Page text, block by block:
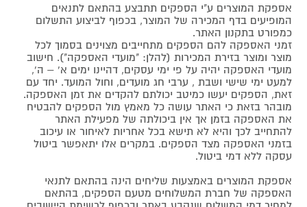
אספקת המוצרים ע"י הספקים תתבצע בהתאם לתנאים
המופיעים בדף המכירה של המוצר, בכפוף לביצוע התשלום
כמפורט בתקנון האתר.
זמני האספקה להם הספקים מתחייבים מצוינים בסמוך לכל
מוצר ומוצר בזירת המכירות (להלן: "מועדי האספקה"). חישוב
מועדי האספקה יהיה על פי ימי עסקים, דהיינו ימים א' – ה',
למעט ימי שישי ושבת , ערבי חג מועדים, וחול המועד. יחד עם
זאת, הספקים יעשו כמיטב יכולתם להקדים את זמן האספקה.
מובהר בזאת כי האתר עושה כל מאמץ מול הספקים להבטיח
את האספקה בזמן אך אין ביכולתה של מפעילת האתר
להתחייב לכך והיא לא תישא בכל אחריות לאיחור או עיכוב
בזמני האספקה מצד הספקים. במקרים אלו יתאפשר ביטול
עסקה ללא דמי ביטול.
אספקת המוצרים באמצעות שליחים הינה בהתאם לתנאי
האספקה של חברת המשלוחים מטעם הספקים, בהתאם